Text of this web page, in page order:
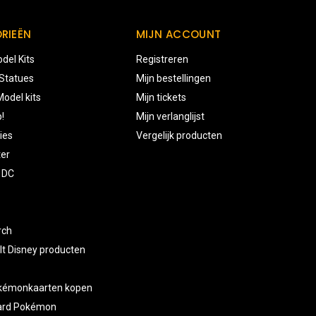
Kits
kits
Disney producten
kopen
Pokémon
MIJN ACCOUNT
Registreren
Mijn bestellingen
Mijn tickets
Mijn verlanglijst
Vergelijk producten